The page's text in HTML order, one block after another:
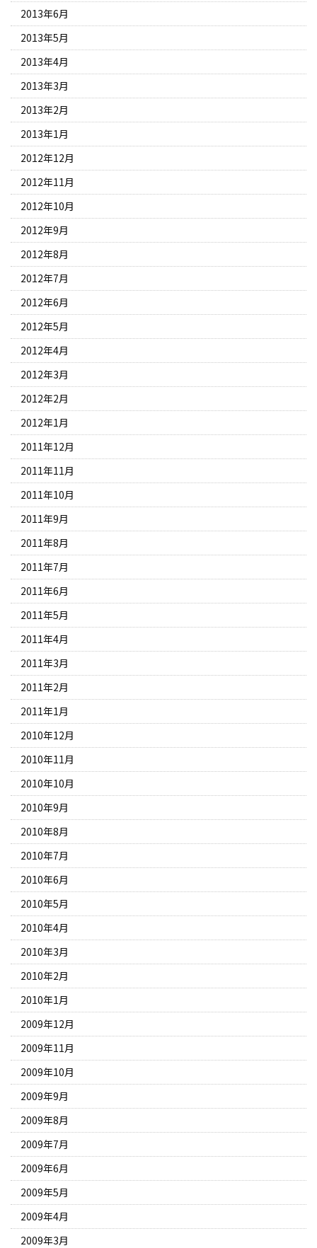
2013年6月
2013年5月
2013年4月
2013年3月
2013年2月
2013年1月
2012年12月
2012年11月
2012年10月
2012年9月
2012年8月
2012年7月
2012年6月
2012年5月
2012年4月
2012年3月
2012年2月
2012年1月
2011年12月
2011年11月
2011年10月
2011年9月
2011年8月
2011年7月
2011年6月
2011年5月
2011年4月
2011年3月
2011年2月
2011年1月
2010年12月
2010年11月
2010年10月
2010年9月
2010年8月
2010年7月
2010年6月
2010年5月
2010年4月
2010年3月
2010年2月
2010年1月
2009年12月
2009年11月
2009年10月
2009年9月
2009年8月
2009年7月
2009年6月
2009年5月
2009年4月
2009年3月